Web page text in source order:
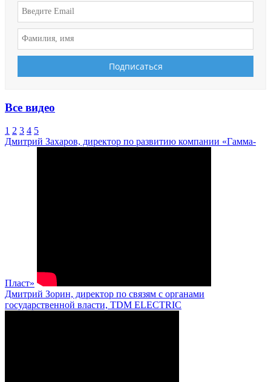
Все видео
1 2 3 4 5
Дмитрий Захаров, директор по развитию компании «Гамма-
Пласт»
Дмитрий Зорин, директор по связям с органами
государственной власти, TDM ELECTRIC